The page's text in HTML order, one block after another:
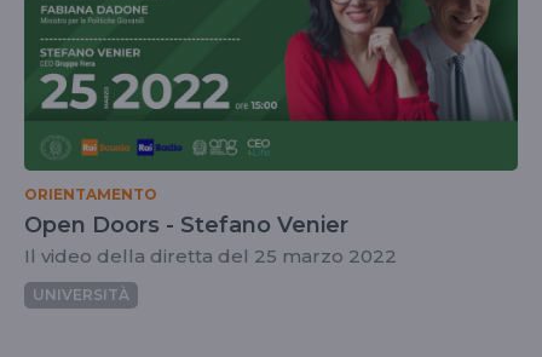
ORIENTAMENTO
Open Doors - Stefano Venier
Il video della diretta del 25 marzo 2022
UNIVERSITÀ